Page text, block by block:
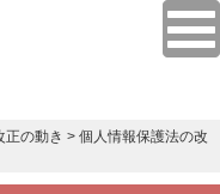
正の動き > 個人情報保護法の改